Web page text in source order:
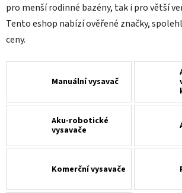
pro menší rodinné bazény, tak i pro větší
Tento eshop nabízí ověřené značky,
ceny.
Manuální vysavač
Aku-robotické
vysavače
Komerční vysavače